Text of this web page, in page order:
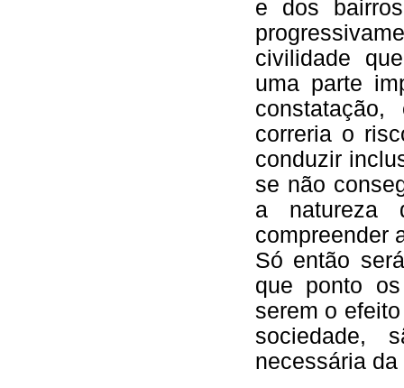
e dos
civilidade
uma parte
correria o
conduzir
se não
a natureza
compreender
Só então
que ponto
serem o
sociedade,
necessária